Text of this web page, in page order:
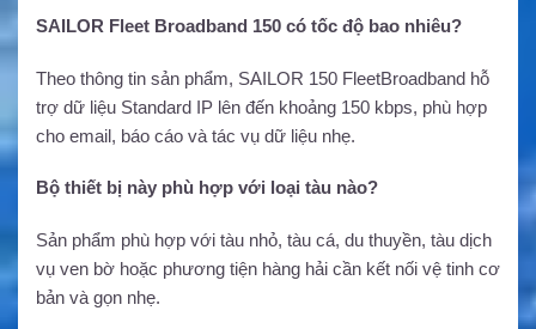
SAILOR Fleet Broadband 150 có tốc độ bao nhiêu?
Theo thông tin sản phẩm, SAILOR 150 FleetBroadband hỗ
trợ dữ liệu Standard IP lên đến khoảng 150 kbps, phù hợp
cho email, báo cáo và tác vụ dữ liệu nhẹ.
Bộ thiết bị này phù hợp với loại tàu nào?
Sản phẩm phù hợp với tàu nhỏ, tàu cá, du thuyền, tàu dịch
vụ ven bờ hoặc phương tiện hàng hải cần kết nối vệ tinh cơ
bản và gọn nhẹ.